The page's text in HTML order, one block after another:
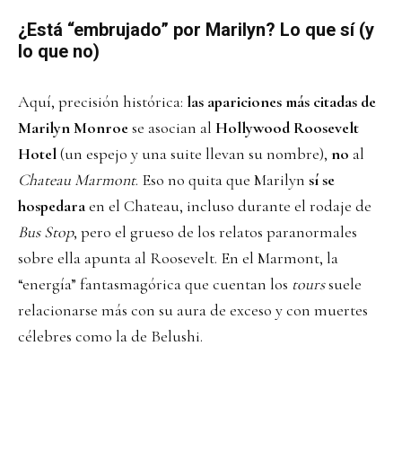
¿Está “embrujado” por Marilyn? Lo que sí (y
lo que no)
Aquí, precisión histórica: las apariciones más citadas de
Marilyn Monroese asocian al Hollywood Roosevelt
Hotel(un espejo y una suite llevan su nombre), no al
Chateau Marmont. Eso no quita que Marilyn sí se
hospedaraen el Chateau, incluso durante el rodaje de
Bus Stop, pero el grueso de los relatos paranormales
sobre ella apunta al Roosevelt. En el Marmont, la
“energía” fantasmagórica que cuentan los tourssuele
relacionarse más con su aura de exceso y con muertes
célebres como la de Belushi.